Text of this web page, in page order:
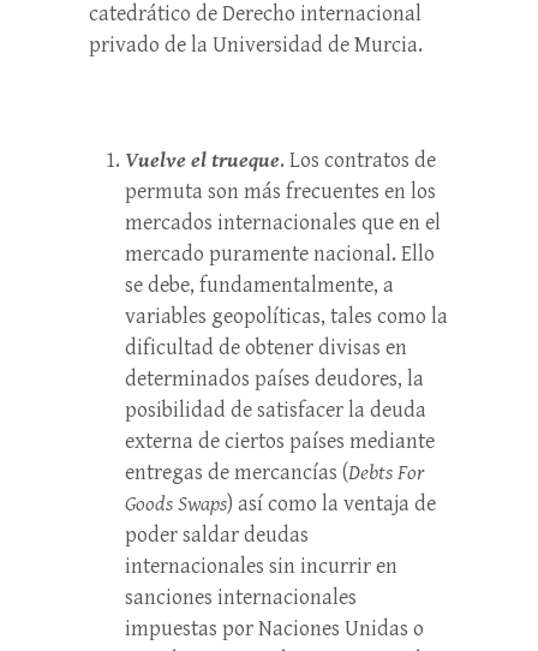
catedrático de Derecho internacional
privado de la Universidad de Murcia.
Vuelve el trueque. Los contratos de
permuta son más frecuentes en los
mercados internacionales que en el
mercado puramente nacional. Ello
se debe, fundamentalmente, a
variables geopolíticas, tales como la
dificultad de obtener divisas en
determinados países deudores, la
posibilidad de satisfacer la deuda
externa de ciertos países mediante
entregas de mercancías (Debts For
Goods Swaps) así como la ventaja de
poder saldar deudas
internacionales sin incurrir en
sanciones internacionales
impuestas por Naciones Unidas o